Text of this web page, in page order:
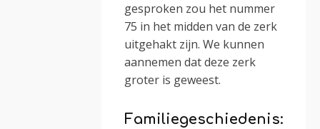
gesproken zou het nummer
75 in het midden van de zerk
uitgehakt zijn. We kunnen
aannemen dat deze zerk
groter is geweest.
Familiegeschiedenis: